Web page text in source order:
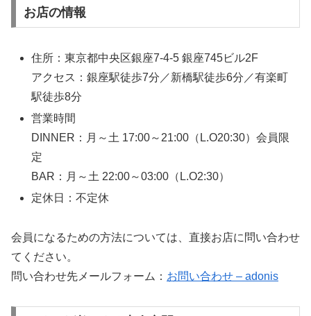
お店の情報
住所：東京都中央区銀座7-4-5 銀座745ビル2F
アクセス：銀座駅徒歩7分／新橋駅徒歩6分／有楽町
駅徒歩8分
営業時間
DINNER：月～土 17:00～21:00（L.O20:30）会員限
定
BAR：月～土 22:00～03:00（L.O2:30）
定休日：不定休
会員になるための方法については、直接お店に問い合わせ
てください。
問い合わせ先メールフォーム： お問い合わせ – adonis